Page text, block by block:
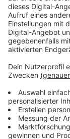
Heute sollen
Köln/Bonn
Beispiel heute
Manche sind
sind zum
Lufthansa-
heute am
Abflug-Plan